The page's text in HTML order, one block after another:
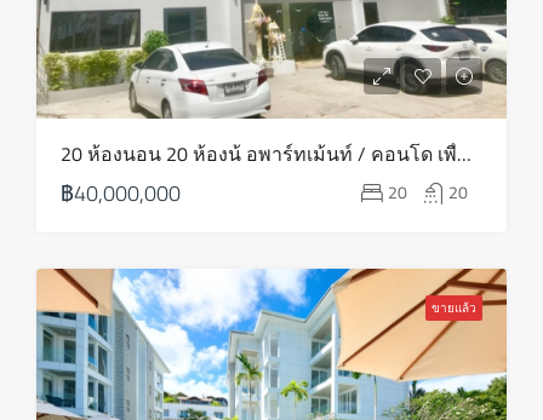
เสาร์
22
ส.ค.
อาทิตย์
จันทร์
24
ส.ค.
20 ห้องนอน 20 ห้องน้ อพาร์ทเม้นท์ / คอนโด เพื่อขาย ใน บางรัก – HS0773
฿40,000,000 20 20
ขายแล้ว